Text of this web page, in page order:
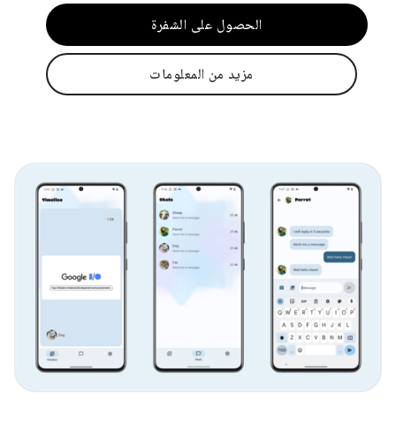
الحصول على الشفرة‏
مزيد من المعلومات